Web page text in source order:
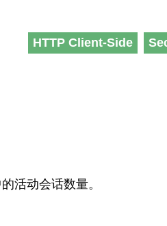
HTTP Client-Side
活动会话数量。